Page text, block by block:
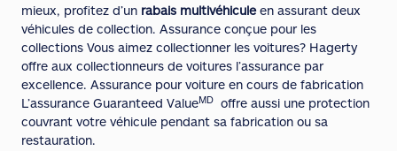
mieux, profitez d’un rabais multivéhiculeen assurant deux
véhicules de collection. Assurance conçue pour les
collections Vous aimez collectionner les voitures? Hagerty
offre aux collectionneurs de voitures l’assurance par
excellence. Assurance pour voiture en cours de fabrication
L’assurance Guaranteed ValueMD
offre aussi une protection
couvrant votre véhicule pendant sa fabrication ou sa
restauration.